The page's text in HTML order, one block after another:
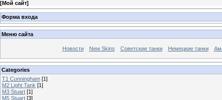
[Мой сайт]
Форма входа
Меню сайта
Новости New Skins Советские танки Немецкие танки
Categories
T1 Cunningham [1]
M2 Light Tank [1]
M3 Stuart [1]
M5 Stuart [3]